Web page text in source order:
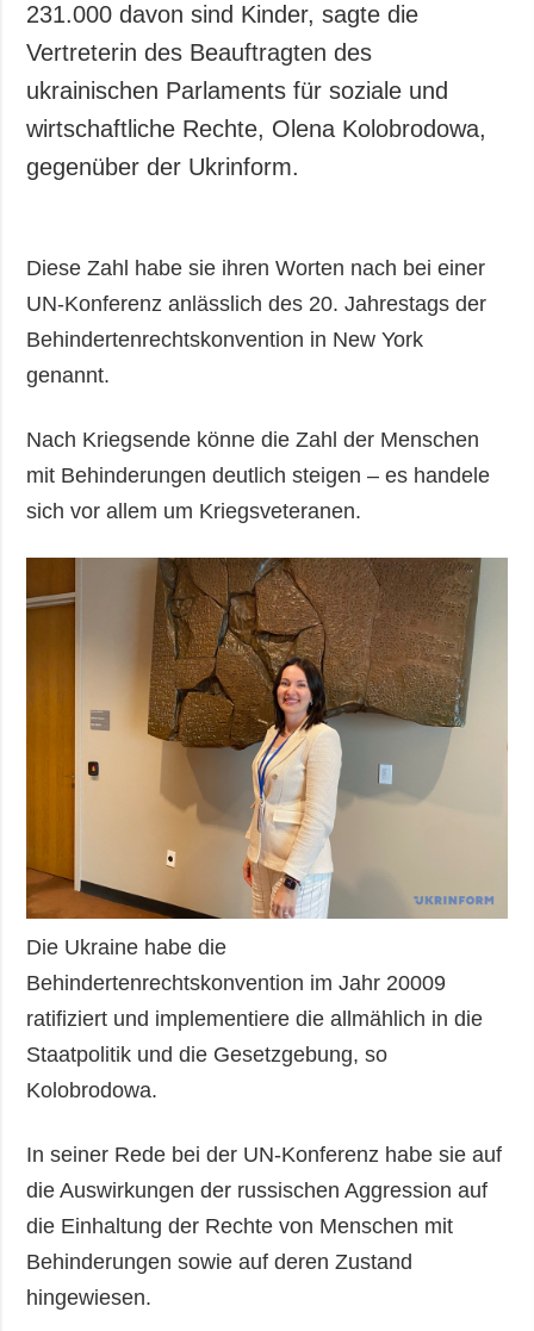
231.000 davon sind Kinder, sagte die
Vertreterin des Beauftragten des
ukrainischen Parlaments für soziale und
wirtschaftliche Rechte, Olena Kolobrodowa,
gegenüber der Ukrinform.
Diese Zahl habe sie ihren Worten nach bei einer
UN-Konferenz anlässlich des 20. Jahrestags der
Behindertenrechtskonvention in New York
genannt.
Nach Kriegsende könne die Zahl der Menschen
mit Behinderungen deutlich steigen – es handele
sich vor allem um Kriegsveteranen.
Die Ukraine habe die
Behindertenrechtskonvention im Jahr 20009
ratifiziert und implementiere die allmählich in die
Staatpolitik und die Gesetzgebung, so
Kolobrodowa.
In seiner Rede bei der UN-Konferenz habe sie auf
die Auswirkungen der russischen Aggression auf
die Einhaltung der Rechte von Menschen mit
Behinderungen sowie auf deren Zustand
hingewiesen.